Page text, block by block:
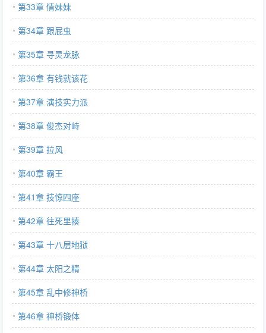
第33章 情妹妹
第34章 跟屁虫
第35章 寻灵龙脉
第36章 有钱就该花
第37章 演技实力派
第38章 俊杰对峙
第39章 拉风
第40章 霸王
第41章 技惊四座
第42章 往死里揍
第43章 十八层地狱
第44章 太阳之精
第45章 乱中修神桥
第46章 神桥锻体